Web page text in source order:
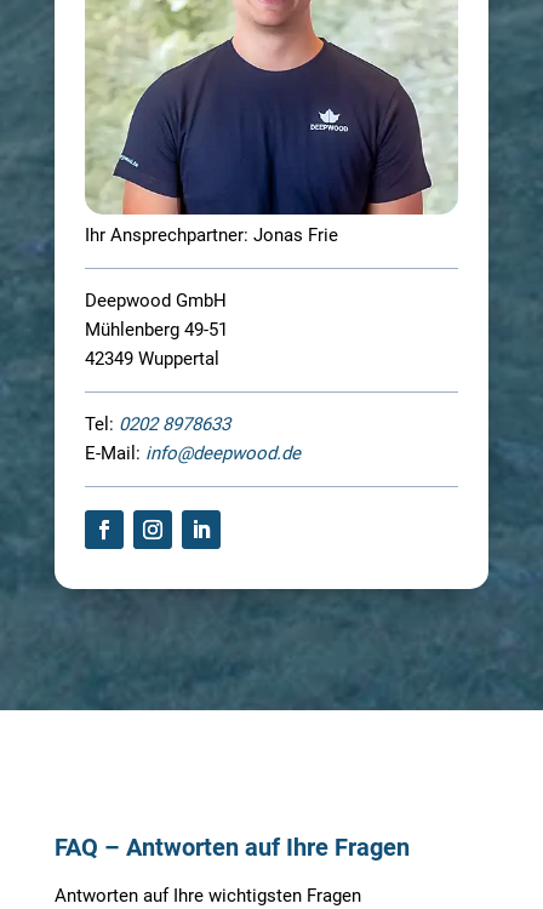
Ihr Ansprechpartner: Jonas Frie
Deepwood GmbH
Mühlenberg 49-51
42349 Wuppertal
Tel: 0202 8978633
E-Mail: info@deepwood.de
FAQ – Antworten auf Ihre Fragen
Antworten auf Ihre wichtigsten Fragen